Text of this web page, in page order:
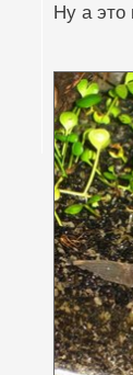
Ну а это